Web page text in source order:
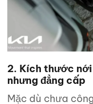
2. Kích thước
nhưng đẳng cấp
Mặc dù chưa